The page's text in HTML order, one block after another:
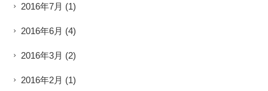
2016年7月 (1)
2016年6月 (4)
2016年3月 (2)
2016年2月 (1)